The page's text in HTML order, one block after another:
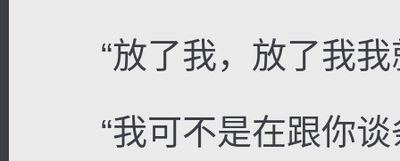
“放了我，放了我我
“我可不是在跟你谈